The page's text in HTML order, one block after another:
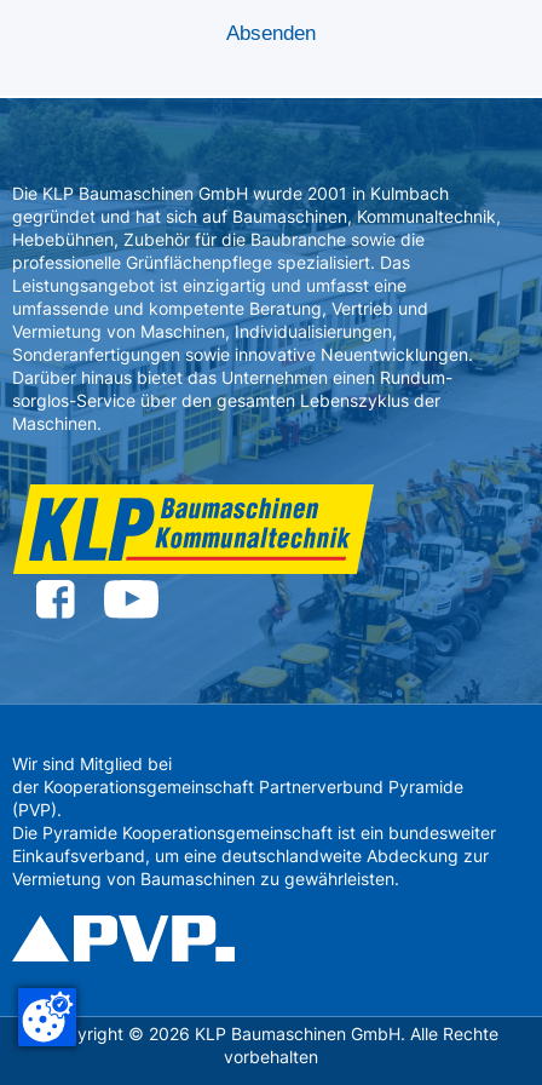
Die KLP Baumaschinen GmbH wurde 2001 in Kulmbach
gegründet und hat sich auf Baumaschinen, Kommunaltechnik,
Hebebühnen, Zubehör für die Baubranche sowie die
professionelle Grünflächenpflege spezialisiert. Das
Leistungsangebot ist einzigartig und umfasst eine
umfassende und kompetente Beratung, Vertrieb und
Vermietung von Maschinen, Individualisierungen,
Sonderanfertigungen sowie innovative Neuentwicklungen.
Darüber hinaus bietet das Unternehmen einen Rundum-
sorglos-Service über den gesamten Lebenszyklus der
Maschinen.
Wir sind Mitglied bei
der Kooperationsgemeinschaft Partnerverbund Pyramide
(PVP).
Die Pyramide Kooperationsgemeinschaft ist ein bundesweiter
Einkaufsverband, um eine deutschlandweite Abdeckung zur
Vermietung von Baumaschinen zu gewährleisten.
Copyright © 2026 KLP Baumaschinen GmbH. Alle Rechte
vorbehalten